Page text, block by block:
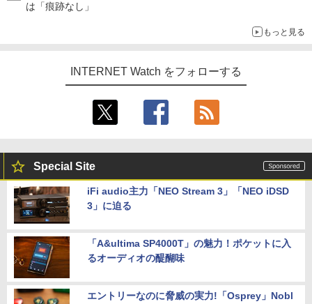
は「痕跡なし」
もっと見る
INTERNET Watch をフォローする
Special Site
iFi audio主力「NEO Stream 3」「NEO iDSD
3」に迫る
「A&ultima SP4000T」の魅力！ポケットに入
るオーディオの醍醐味
エントリーなのに脅威の実力!「Osprey」Nobl